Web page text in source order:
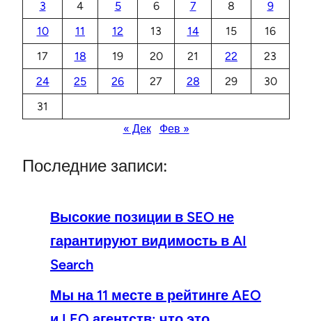
3
4 5 6 7 8
9
10
11 12 13 14 15
16
17
18 19 20 21 22
23
24
25 26 27 28 29
30
31
« Дек
Фев »
Последние записи:
Высокие позиции в SEO не
гарантируют видимость в AI
Search
Мы на 11 месте в рейтинге AEO